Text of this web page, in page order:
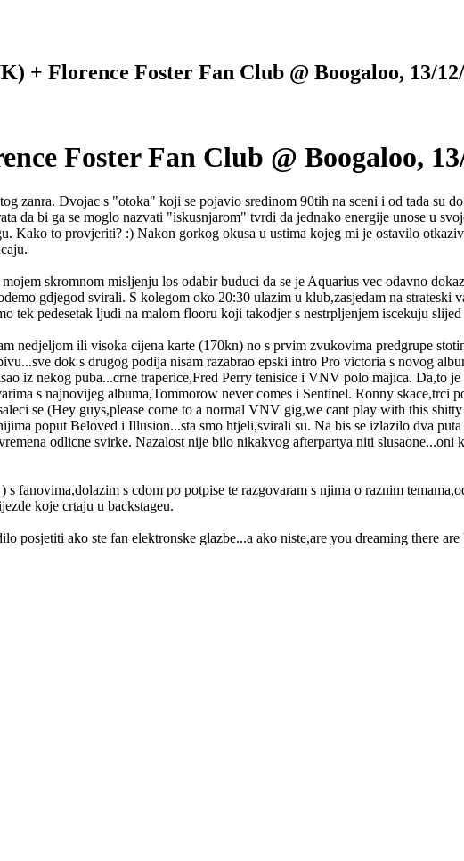
+ Florence Foster Fan Club @ Boogaloo, 13/
Foster Fan Club @ Boogaloo,
zanra. Dvojac s "otoka" koji se pojavio sredinom 90tih na sceni i od tada su
da bi ga se moglo nazvati "iskusnjarom" tvrdi da jednako energije unose u
Kako to provjeriti? :) Nakon gorkog okusa u ustima kojeg mi je ostavilo
skromnom misljenju los odabir buduci da se je Aquarius vec odavno
gdjegod svirali. S kolegom oko 20:30 ulazim u klub,zasjedam na strateski
tek pedesetak ljudi na malom flooru koji takodjer s nestrpljenjem iscekuju slijed
nedjeljom ili visoka cijena karte (170kn) no s prvim zvukovima predgrupe
dok s drugog podija nisam razabrao epski intro Pro victoria s novog
iz nekog puba...crne traperice,Fred Perry tenisice i VNV polo majica.
s najnovijeg albuma,Tommorow never comes i Sentinel. Ronny skace,trci
se (Hey guys,please come to a normal VNV gig,we cant play with this
poput Beloved i Illusion...sta smo htjeli,svirali su. Na bis se izlazilo dva
odlicne svirke. Nazalost nije bilo nikakvog afterpartya niti
fanovima,dolazim s cdom po potpise te razgovaram s njima o raznim
koje crtaju u backstageu.
posjetiti ako ste fan elektronske glazbe...a ako niste,are you dreaming there are